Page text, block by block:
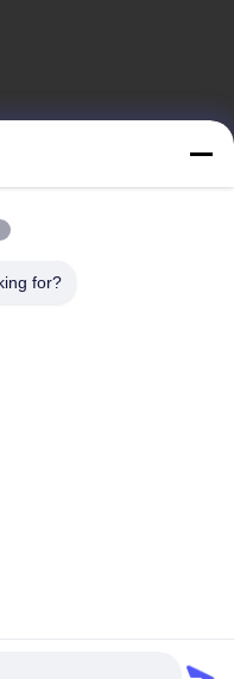
and Technology Park,
for?